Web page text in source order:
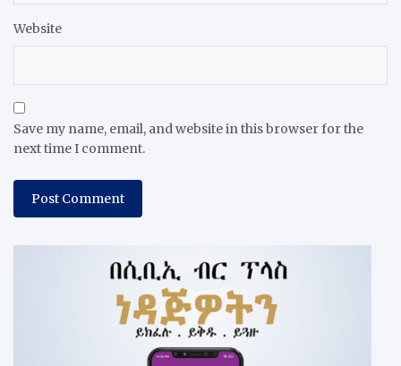
Website
Save my name, email, and website in this browser for the
next time I comment.